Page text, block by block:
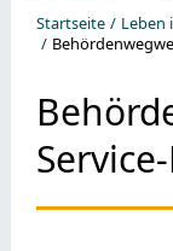
Startseite Leben